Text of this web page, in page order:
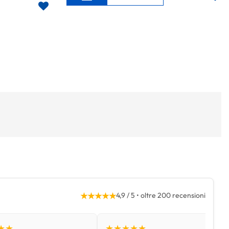
★★★★★4,9 / 5 • oltre 200 recensioni